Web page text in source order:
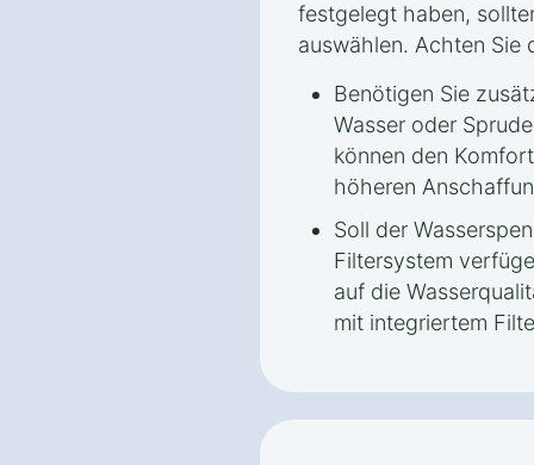
festgelegt haben,
auswählen. Achten Sie
Benötigen Sie
Wasser oder
können den
höheren
Soll der
Filtersystem
auf die
mit integriertem